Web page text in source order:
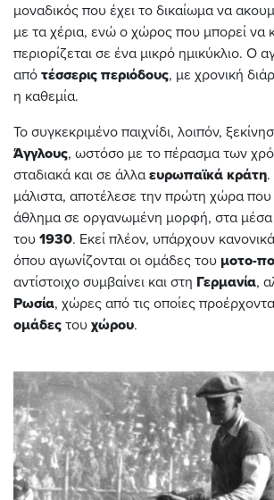
μοναδικός που έχει το δικαίωμα να
με τα χέρια, ενώ ο χώρος που μπορεί να
περιορίζεται σε ένα μικρό ημικύκλιο. Ο
από τέσσερις περιόδους, με χρονική
η καθεμία.
Το συγκεκριμένο παιχνίδι, λοιπόν,
Άγγλους, ωστόσο με το πέρασμα των
σταδιακά και σε άλλα ευρωπαϊκά κράτη
μάλιστα, αποτέλεσε την πρώτη χώρα
άθλημα σε οργανωμένη μορφή, στα μέσα
του 1930. Εκεί πλέον, υπάρχουν
όπου αγωνίζονται οι ομάδες του μοτο-
αντίστοιχο συμβαίνει και στη Γερμανία,
Ρωσία, χώρες από τις οποίες
ομάδες του χώρου.